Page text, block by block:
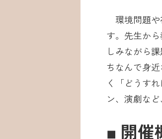
環境問題や
す。先生か
しみながら
ちなんで身
く「どうす
ン、演劇な
■ 開催